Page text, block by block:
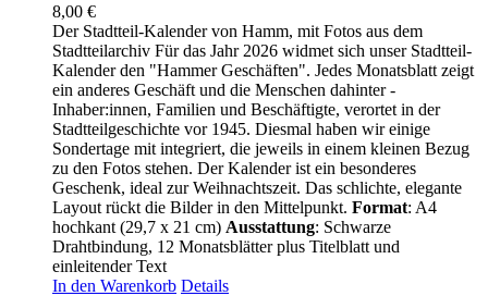
8,00 €
Der Stadtteil-Kalender von Hamm, mit Fotos aus dem
Stadtteilarchiv Für das Jahr 2026 widmet sich unser Stadtteil-
Kalender den "Hammer Geschäften". Jedes Monatsblatt zeigt
ein anderes Geschäft und die Menschen dahinter -
Inhaber:innen, Familien und Beschäftigte, verortet in der
Stadtteilgeschichte vor 1945. Diesmal haben wir einige
Sondertage mit integriert, die jeweils in einem kleinen Bezug
zu den Fotos stehen. Der Kalender ist ein besonderes
Geschenk, ideal zur Weihnachtszeit. Das schlichte, elegante
Layout rückt die Bilder in den Mittelpunkt. Format: A4
hochkant (29,7 x 21 cm) Ausstattung: Schwarze
Drahtbindung, 12 Monatsblätter plus Titelblatt und
einleitender Text
In den Warenkorb Details